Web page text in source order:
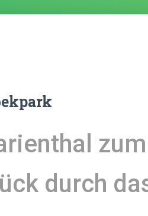
durch